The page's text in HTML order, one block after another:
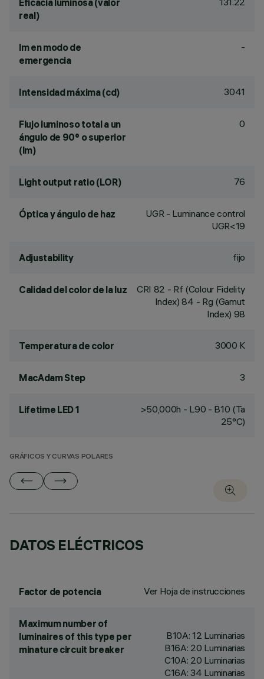
Eficacia luminosa (valor
real)
lm en modo de
emergencia
-
Intensidad máxima (cd) 3041
Flujo luminoso total a un
ángulo de 90° o superior
(lm)
0
Light output ratio (LOR) 76
Óptica y ángulo de haz
UGR - Luminance control
UGR<19
Adjustability fijo
Calidad del color de la luz CRI 82 - Rf (Colour Fidelity
Index) 84 - Rg (Gamut
Index) 98
Temperatura de color 3000 K
MacAdam Step 3
Lifetime LED 1
>50,000h - L90 - B10 (Ta
25°C)
GRÁFICOS Y CURVAS POLARES
DATOS ELÉCTRICOS
Factor de potencia Ver Hoja de instrucciones
Maximum number of
luminaires of this type per
minature circuit breaker
B10A: 12 Luminarias
B16A: 20 Luminarias
C10A: 20 Luminarias
C16A: 34 Luminarias